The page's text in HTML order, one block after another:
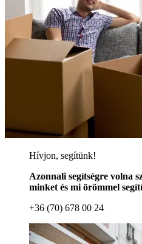
Hívjon, segítünk!
Azonnali segítségre volna
minket és mi örömmel
+36 (70) 678 00 24